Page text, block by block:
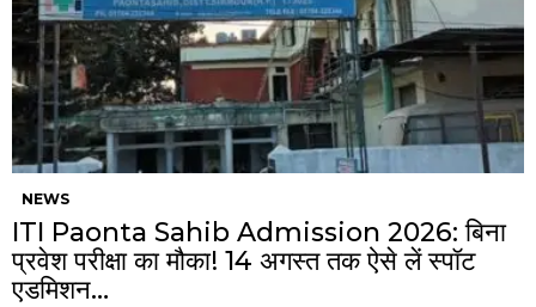
NEWS
ITI Paonta Sahib Admission 2026: बिना
प्रवेश परीक्षा का मौका! 14 अगस्त तक ऐसे लें स्पॉट
एडमिशन…